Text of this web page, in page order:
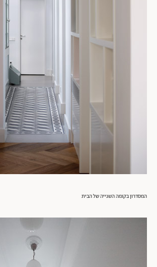
המסדרון בקומה השנייה של הבית